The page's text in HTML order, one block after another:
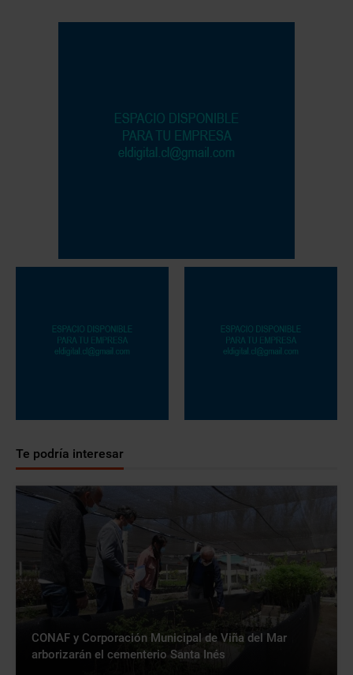
Te podría interesar
CONAF y Corporación Municipal de Viña del Mar
arborizarán el cementerio Santa Inés